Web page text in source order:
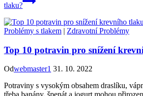
tlaku?
Problémy s tlakem | Zdravotní Problémy
Top 10 potravin pro snížení
Odwebmaster1 31. 10. 2022
Potraviny s vysokým obsahem draslíku,